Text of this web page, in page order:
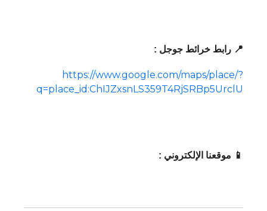
📍 رابط خرائط جوجل :
https://www.google.com/maps/place/?
q=place_id:ChIJZxsnLS359T4RjSRBp5UrclU
📱 موقعنا الإلكتروني :